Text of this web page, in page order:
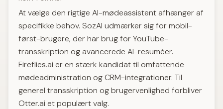
At vælge den rigtige AI-mødeassistent afhænger af
specifikke behov. SozAI udmærker sig for mobil-
først-brugere, der har brug for YouTube-
transskription og avancerede AI-resuméer.
Fireflies.ai er en stærk kandidat til omfattende
mødeadministration og CRM-integrationer. Til
generel transskription og brugervenlighed forbliver
Otter.ai et populært valg.